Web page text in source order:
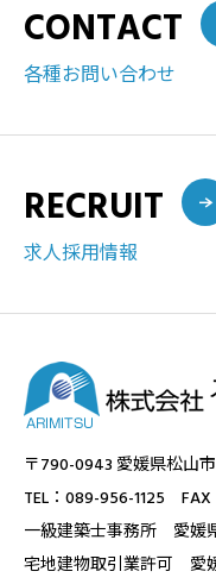
CONTACT
各種お問い合わせ
RECRUIT
求人採用情報
〒790-0943 愛媛県松山
TEL：089-956-1125 FAX
一級建築士事務所 愛媛
宅地建物取引業許可 愛